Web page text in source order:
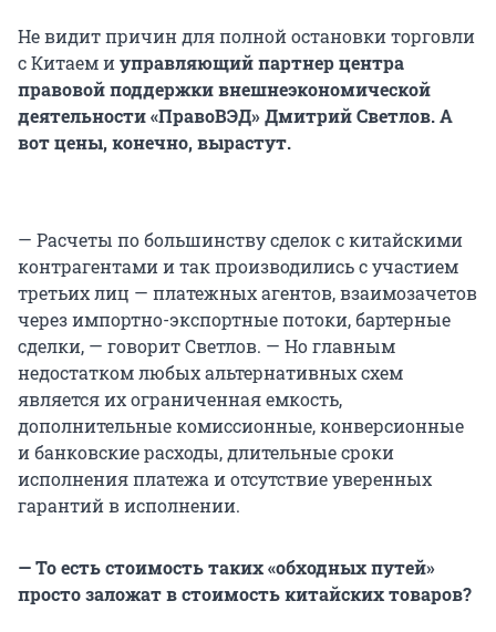
Не видит причин для полной остановки торговли
с Китаем иуправляющий партнер центра
правовой поддержки внешнеэкономической
деятельности «ПравоВЭД» Дмитрий Светлов. А
вот цены, конечно, вырастут.
— Расчеты по большинству сделок с китайскими
контрагентами и так производились с участием
третьих лиц — платежных агентов, взаимозачетов
через импортно-экспортные потоки, бартерные
сделки, — говорит Светлов. — Но главным
недостатком любых альтернативных схем
является их ограниченная емкость,
дополнительные комиссионные, конверсионные
и банковские расходы, длительные сроки
исполнения платежа и отсутствие уверенных
гарантий в исполнении.
— То есть стоимость таких «обходных путей»
просто заложат в стоимость китайских товаров?